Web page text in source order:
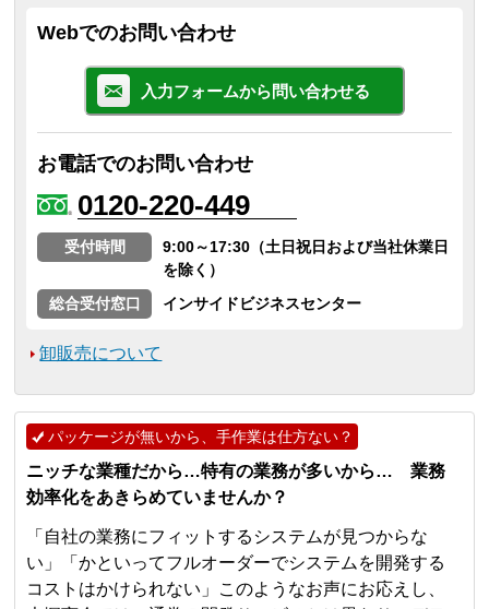
Webでのお問い合わせ
入力フォームから問い合わせる
お電話でのお問い合わせ
0120-220-449
受付時間
9:00～17:30（土日祝日および当社休業日
を除く）
総合受付窓口
インサイドビジネスセンター
卸販売について
パッケージが無いから、手作業は仕方ない？
ニッチな業種だから…特有の業務が多いから… 業務
効率化をあきらめていませんか？
「自社の業務にフィットするシステムが見つからな
い」「かといってフルオーダーでシステムを開発する
コストはかけられない」このようなお声にお応えし、